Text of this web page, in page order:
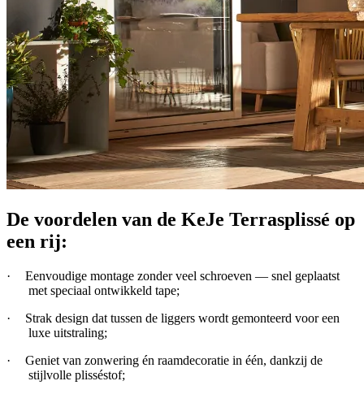
De voordelen van de KeJe Terrasplissé op
een rij:
·
Eenvoudige montage zonder veel schroeven — snel geplaatst
met speciaal ontwikkeld tape;
·
Strak design dat tussen de liggers wordt gemonteerd voor een
luxe uitstraling;
·
Geniet van zonwering én raamdecoratie in één, dankzij de
stijlvolle plisséstof;